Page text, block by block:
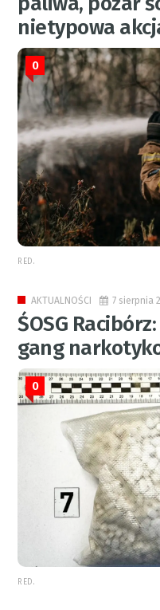
nietypowa
0
RED.
AKTUALNOŚCI 7 sierpnia
ŚOSG
gang
0
RED.